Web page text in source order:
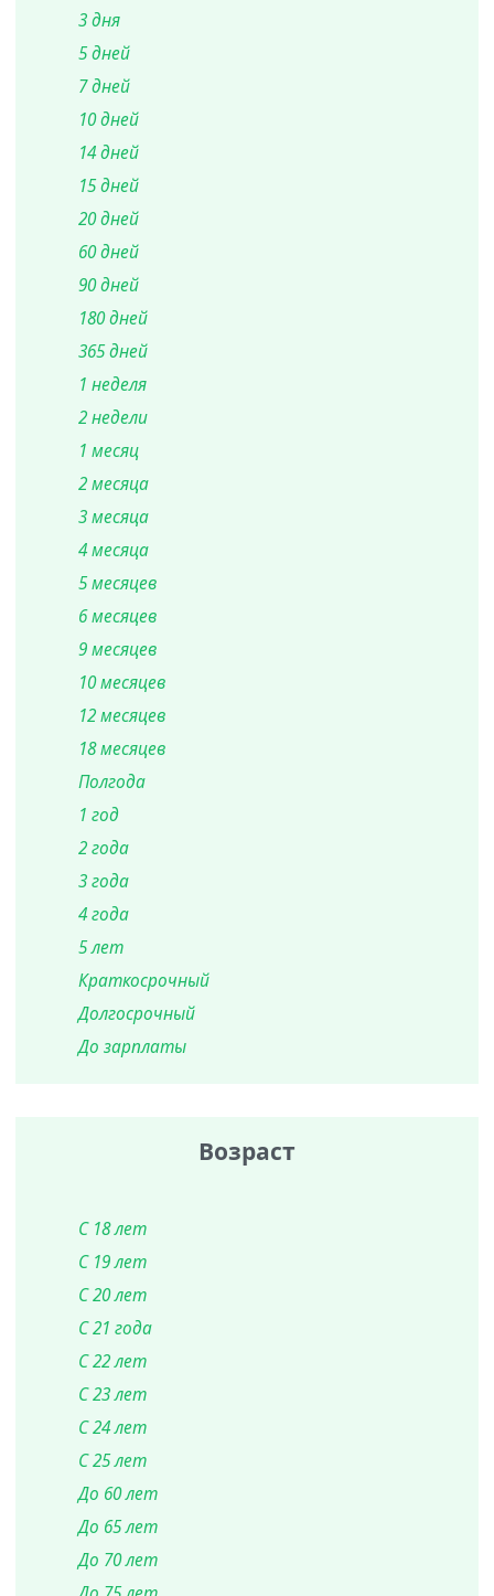
3 дня
5 дней
7 дней
10 дней
14 дней
15 дней
20 дней
60 дней
90 дней
180 дней
365 дней
1 неделя
2 недели
1 месяц
2 месяца
3 месяца
4 месяца
5 месяцев
6 месяцев
9 месяцев
10 месяцев
12 месяцев
18 месяцев
Полгода
1 год
2 года
3 года
4 года
5 лет
Краткосрочный
Долгосрочный
До зарплаты
Возраст
С 18 лет
С 19 лет
С 20 лет
С 21 года
С 22 лет
С 23 лет
С 24 лет
С 25 лет
До 60 лет
До 65 лет
До 70 лет